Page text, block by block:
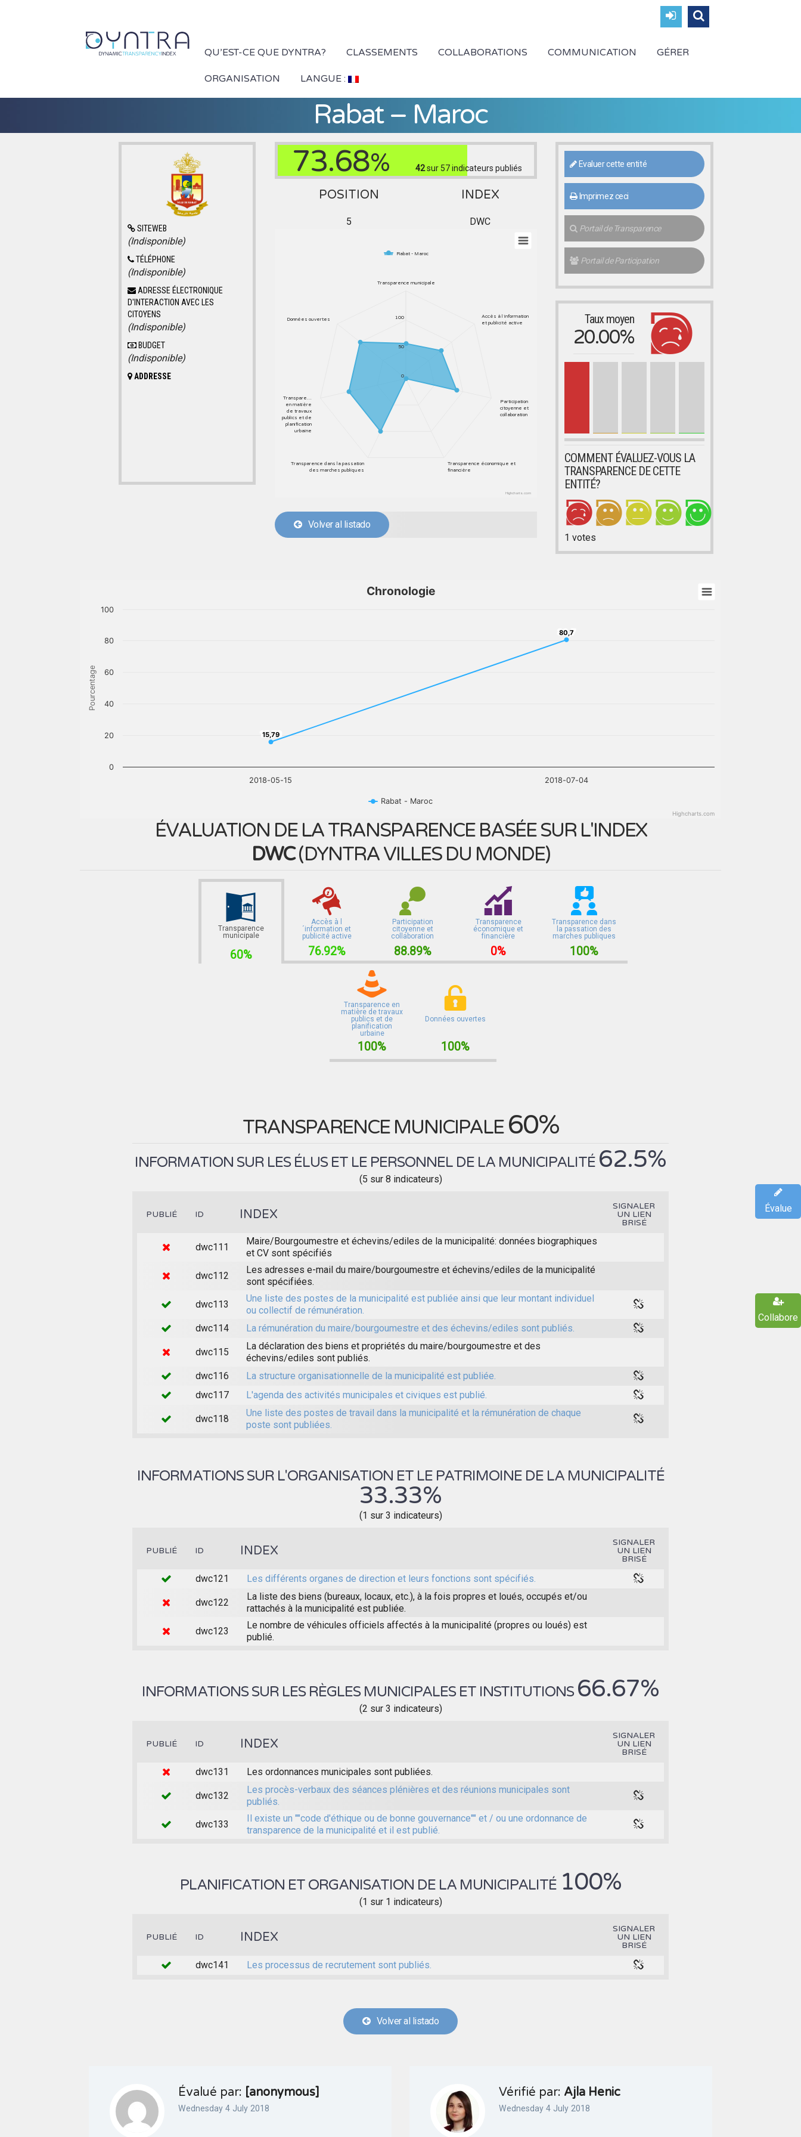
QU’EST-CE QUE DYNTRA? CLASSEMENTS COLLABORATIONS COMMUNICATION GÉRER
ORGANISATION LANGUE :
Rabat – Maroc
SITEWEB
(Indisponible)
TÉLÉPHONE
(Indisponible)
ADRESSE ÉLECTRONIQUE
D'INTERACTION AVEC LES
CITOYENS
(Indisponible)
BUDGET
(Indisponible)
ADDRESSE
73.68% 42sur 57indicateurs publiés
POSITION INDEX
5 DWC
Rabat - Maroc
Transparence municipale
Accès à l´information
et publicité active
Participation
citoyenne et
collaboration
Transparence économique et
financière
Transparence dans la passation
des marches publiques
Transpare…
en matière
de travaux
publics et de
planification
urbaine
Données ouvertes
0
50
100
Highcharts.com
Volver al listado
Evaluer cette entité
Imprimez ceci
Portail de Transparence
Portail de Participation
Taux moyen
20.00%
COMMENT ÉVALUEZ-VOUS LA
TRANSPARENCE DE CETTE
ENTITÉ?
1 votes
Pourcentage
Chronologie
15,79
15,79
80,7
80,7
Rabat - Maroc
2018-05-15 2018-07-04
0
20
40
60
80
100
Highcharts.com
ÉVALUATION DE LA TRANSPARENCE BASÉE SUR L'INDEX
DWC(DYNTRA VILLES DU MONDE)
Transparence
municipale
60%
Accès à l
´information et
publicité active
76.92%
Participation
citoyenne et
collaboration
88.89%
Transparence
économique et
financière
0%
Transparence dans
la passation des
marches publiques
100%
Transparence en
matière de travaux
publics et de
planification
urbaine
100%
Données ouvertes
100%
TRANSPARENCE MUNICIPALE 60%
INFORMATION SUR LES ÉLUS ET LE PERSONNEL DE LA MUNICIPALITÉ 62.5%
(5 sur 8 indicateurs)
PUBLIÉ ID INDEX
SIGNALER
UN LIEN
BRISÉ
dwc111
Maire/Bourgoumestre et échevins/ediles de la municipalité: données biographiques
et CV sont spécifiés
dwc112
Les adresses e-mail du maire/bourgoumestre et échevins/ediles de la municipalité
sont spécifiées.
dwc113
Une liste des postes de la municipalité est publiée ainsi que leur montant individuel
ou collectif de rémunération.
dwc114
La rémunération du maire/bourgoumestre et des échevins/ediles sont publiés.
dwc115
La déclaration des biens et propriétés du maire/bourgoumestre et des
échevins/ediles sont publiés.
dwc116
La structure organisationnelle de la municipalité est publiée.
dwc117
L'agenda des activités municipales et civiques est publié.
dwc118
Une liste des postes de travail dans la municipalité et la rémunération de chaque
poste sont publiées.
INFORMATIONS SUR L'ORGANISATION ET LE PATRIMOINE DE LA MUNICIPALITÉ
33.33%
(1 sur 3 indicateurs)
PUBLIÉ ID INDEX
SIGNALER
UN LIEN
BRISÉ
dwc121 Les différents organes de direction et leurs fonctions sont spécifiés.
dwc122
La liste des biens (bureaux, locaux, etc.), à la fois propres et loués, occupés et/ou
rattachés à la municipalité est publiée.
dwc123
Le nombre de véhicules officiels affectés à la municipalité (propres ou loués) est
publié.
INFORMATIONS SUR LES RÈGLES MUNICIPALES ET INSTITUTIONS 66.67%
(2 sur 3 indicateurs)
PUBLIÉ ID INDEX
SIGNALER
UN LIEN
BRISÉ
dwc131 Les ordonnances municipales sont publiées.
dwc132
Les procès-verbaux des séances plénières et des réunions municipales sont
publiés.
dwc133
Il existe un ""code d'éthique ou de bonne gouvernance"" et / ou une ordonnance de
transparence de la municipalité et il est publié.
PLANIFICATION ET ORGANISATION DE LA MUNICIPALITÉ 100%
(1 sur 1 indicateurs)
PUBLIÉ ID INDEX
SIGNALER
UN LIEN
BRISÉ
dwc141 Les processus de recrutement sont publiés.
Volver al listado
Évalué par: [anonymous]
Wednesday 4 July 2018
Vérifié par: Ajla Henic
Wednesday 4 July 2018
Évalue
Collabore